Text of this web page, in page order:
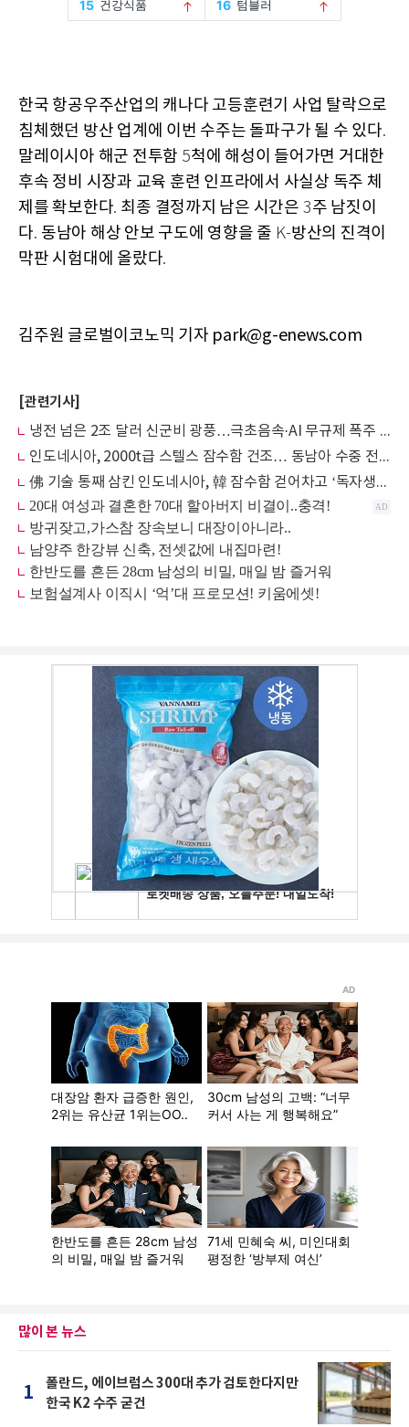
한국 항공우주산업의 캐나다 고등훈련기 사업 탈락으로
침체했던 방산 업계에 이번 수주는 돌파구가 될 수 있다.
말레이시아 해군 전투함 5척에 해성이 들어가면 거대한
후속 정비 시장과 교육 훈련 인프라에서 사실상 독주 체
제를 확보한다. 최종 결정까지 남은 시간은 3주 남짓이
다. 동남아 해상 안보 구도에 영향을 줄 K-방산의 진격이
막판 시험대에 올랐다.
김주원 글로벌이코노믹 기자 park@g-enews.com
[관련기사]
냉전 넘은 2조 달러 신군비 광풍…극초음속·AI 무규제 폭주 시대 열렸다
인도네시아, 2000t급 스텔스 잠수함 건조… 동남아 수중 전력 판도 바꾼다
佛 기술 통째 삼킨 인도네시아, 韓 잠수함 걷어차고 ‘독자생산’ 직행
많이 본 뉴스
1
폴란드, 에이브럼스 300대 추가 검토한다지만
한국 K2 수주 굳건